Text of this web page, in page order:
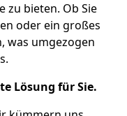
zu bieten. Ob Sie
oder ein großes
was umgezogen
Lösung für Sie.